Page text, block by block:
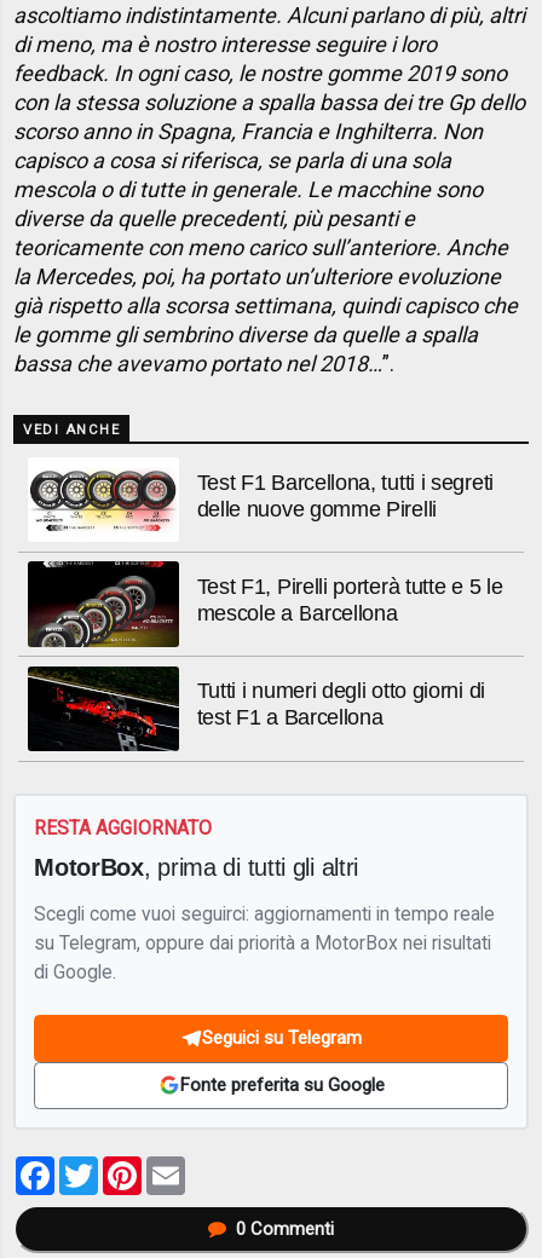
ascoltiamo indistintamente. Alcuni parlano di più, altri
di meno, ma è nostro interesse seguire i loro
feedback. In ogni caso, le nostre gomme 2019 sono
con la stessa soluzione a spalla bassa dei tre Gp dello
scorso anno in Spagna, Francia e Inghilterra. Non
capisco a cosa si riferisca, se parla di una sola
mescola o di tutte in generale. Le macchine sono
diverse da quelle precedenti, più pesanti e
teoricamente con meno carico sull’anteriore. Anche
la Mercedes, poi, ha portato un’ulteriore evoluzione
già rispetto alla scorsa settimana, quindi capisco che
le gomme gli sembrino diverse da quelle a spalla
bassa che avevamo portato nel 2018…”.
VEDI ANCHE
Test F1 Barcellona, tutti i segreti
delle nuove gomme Pirelli
Test F1, Pirelli porterà tutte e 5 le
mescole a Barcellona
Tutti i numeri degli otto giorni di
test F1 a Barcellona
RESTA AGGIORNATO
MotorBox, prima di tutti gli altri
Scegli come vuoi seguirci: aggiornamenti in tempo reale
su Telegram, oppure dai priorità a MotorBox nei risultati
di Google.
Seguici su Telegram
Fonte preferita su Google
Facebook
TwitterPinterest
0Commenti